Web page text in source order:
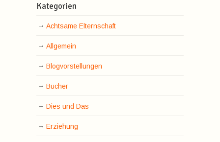
Kategorien
Achtsame Elternschaft
Allgemein
Blogvorstellungen
Bücher
Dies und Das
Erziehung